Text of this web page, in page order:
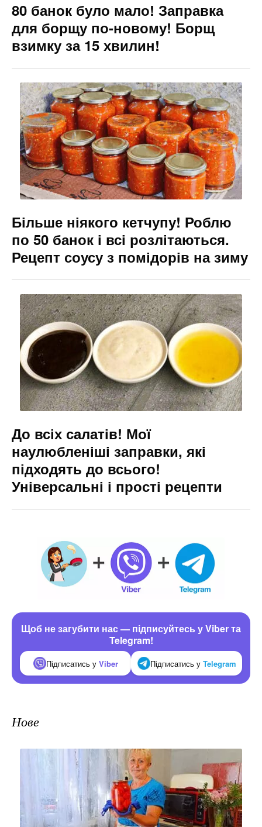
80 банок було мало! Заправка
для борщу по-новому! Борщ
взимку за 15 хвилин!
Більше ніякого кетчупу! Роблю
по 50 банок і всі розлітаються.
Рецепт соусу з помідорів на зиму
До всіх салатів! Мої
наулюбленіші заправки, які
підходять до всього!
Універсальні і прості рецепти
Щоб не загубити нас — підписуйтесь у Viber та
Telegram!
Підписатись у Viber Підписатись у Telegram
Нове